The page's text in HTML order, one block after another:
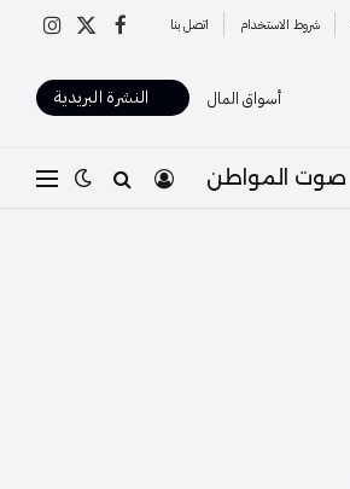
شروط الاستخدام اتصل بنا فيسبوك
X
أسواق المال النشرة البريدية
صوت المواطن